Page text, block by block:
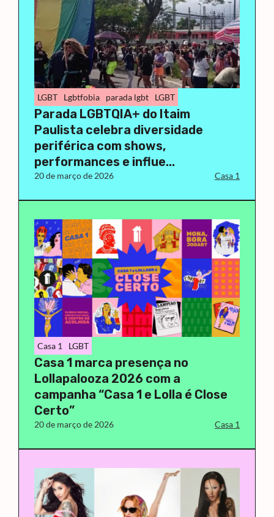
LGBT Lgbtfobia parada lgbt LGBT
Parada LGBTQIA+ do Itaim
Paulista celebra diversidade
periférica com shows,
performances e influe...
20 de março de 2026 Casa 1
Casa 1 LGBT
Casa 1 marca presença no
Lollapalooza 2026 com a
campanha “Casa 1 e Lolla é Close
Certo”
20 de março de 2026 Casa 1